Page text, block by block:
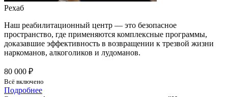
Рехаб
Наш реабилитационный центр — это безопасное
пространство, где применяются комплексные программы,
доказавшие эффективность в возвращении к трезвой жизни
наркоманов, алкоголиков и лудоманов.
80 000 ₽
Всё включено
Подробнее